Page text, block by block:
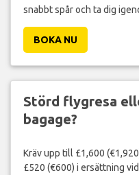
snabbt spår och ta dig
BOKA NU
Störd flygresa
bagage?
Kräv upp till £1,600
£520 (€600) i ersättning